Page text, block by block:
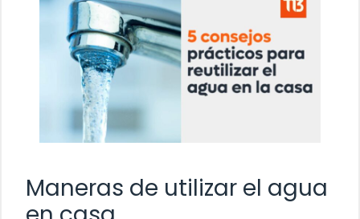
Maneras de utilizar el agua